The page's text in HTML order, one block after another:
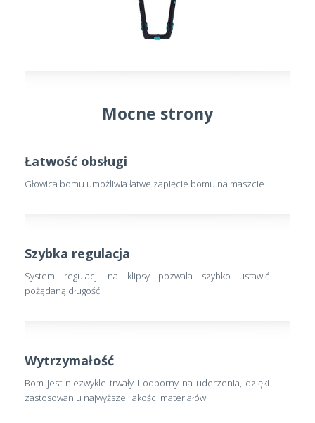
Mocne strony
Łatwość obsługi
Głowica bomu umożliwia łatwe zapięcie bomu na maszcie
Szybka regulacja
System regulacji na klipsy pozwala szybko ustawić
pożądaną długość
Wytrzymałość
Bom jest niezwykle trwały i odporny na uderzenia, dzięki
zastosowaniu najwyższej jakości materiałów